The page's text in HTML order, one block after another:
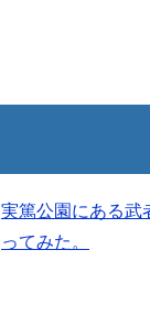
実篤公園にある武
ってみた。